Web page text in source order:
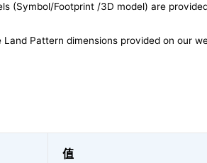
(Symbol/Footprint /3D model) are
Pattern dimensions provided on our
值